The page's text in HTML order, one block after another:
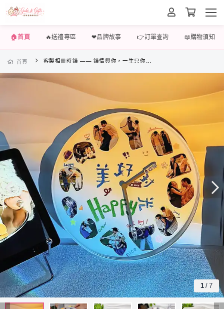
🏠首頁 🔥送禮專區 ❤品牌故事 👉訂單查詢 📖購物須知
首頁 客製相冊時鐘 —— 鐘情與你，一生只你，客製屬於你我的浪漫回憶，每一個鐘都在想你
1 / 7